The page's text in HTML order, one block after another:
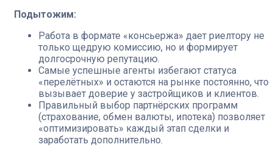
Подытожим:
Работа в формате «консьержа» дает риелтору не
только щедрую комиссию, но и формирует
долгосрочную репутацию.
Самые успешные агенты избегают статуса
«перелётных» и остаются на рынке постоянно, что
вызывает доверие у застройщиков и клиентов.
Правильный выбор партнёрских программ
(страхование, обмен валюты, ипотека) позволяет
«оптимизировать» каждый этап сделки и
заработать дополнительно.